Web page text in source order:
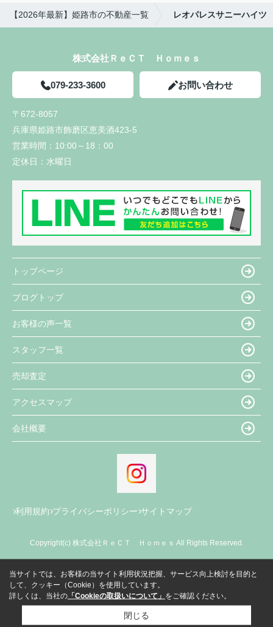
【2026年最新】姫路市の不動産一覧 レオパレスサニーハイツ
株式会社ＲｅＣＴ Ｈｏｍｅｓ
079-233-3600 お問い合わせ
〒672-8057
兵庫県姫路市飾磨区恵美酒423-5
営業時間： 10:00～18：00
定休日： 水曜日
トップページ
ブログトップ
お客様の声一覧
スタッフ一覧
売却査定
アクセスマップ
会社概要
利用規約 プライバシーポリシー サイトマップ
Copyright(c) 株式会社ＲｅＣＴ Ｈｏｍｅｓ All Rights Reserved.
当サイトでは、お客様の当サイト利用状況把握、サービス向上検討を目的と
して、クッキー（Cookie）を使用しています。
詳しくは、当社の 「Cookieの取扱いについて」 をご確認ください。
閉じる